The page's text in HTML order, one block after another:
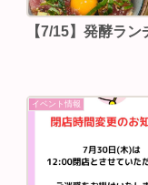
【7/15】発酵ラン
イベント情報